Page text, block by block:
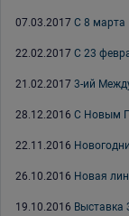
07.03.2017 С 8 марта
22.02.2017 С 23
21.02.2017 3-ий
28.12.2016 С Новым
22.11.2016
26.10.2016 Новая
19.10.2016 Выставка